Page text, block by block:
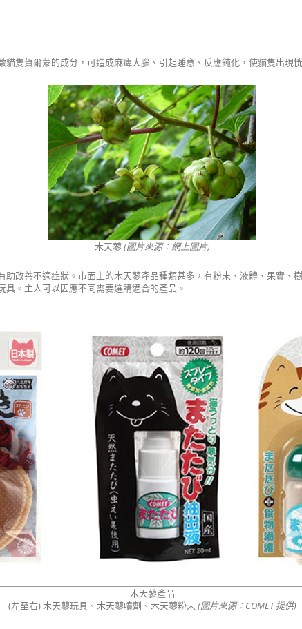
隻賀爾蒙的成分，可造成麻痺大腦、引起睡意、反應鈍化，使貓隻出現
木天蓼(圖片來源：網上圖片)
改善不適症狀。市面上的木天蓼產品種類甚多，有粉末、液體、果實
。主人可以因應不同需要選購適合的產品。
木天蓼產品
(左至右) 木天蓼玩具、木天蓼噴劑、木天蓼粉末(圖片來源：COMET 提供)